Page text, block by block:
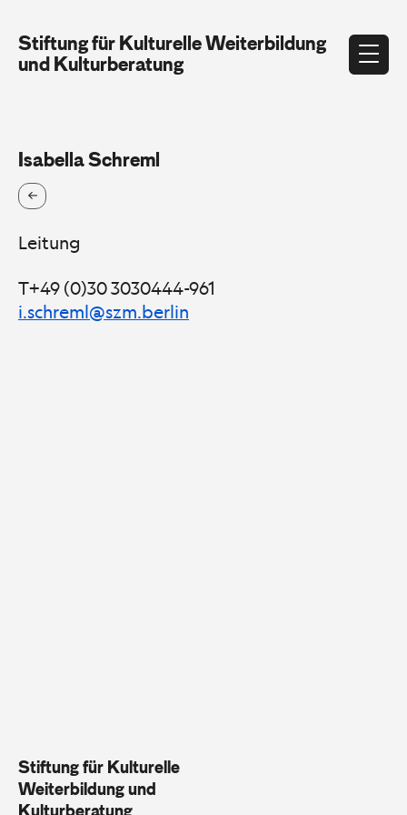
Stiftung für Kulturelle Weiterbildung
und Kulturberatung
Isabella Schreml
Leitung
T+49 (0)30 3030444-961
i.schreml@szm.berlin
Stiftung für Kulturelle
Weiterbildung und
Kulturberatung